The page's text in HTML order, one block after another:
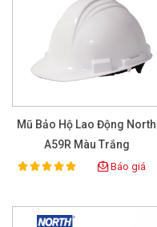
Mũ Bảo Hộ Lao Động North
A59R Màu Trắng
Rating:
100% Báo giá